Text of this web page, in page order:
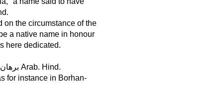
on the circumstance of the
a native name in honour
here dedicated.
Borhánpur, in Berár, Lat. 21°, Long. 76° . . . . . . . . . . . . . برهان پور Arab. Hind.
for instance in Borhan-